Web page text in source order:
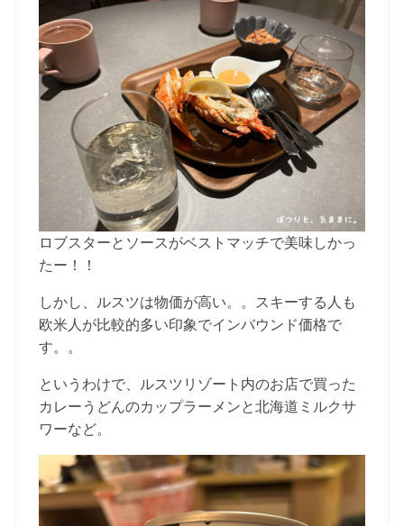
ロブスターとソースがベストマッチで美味しかっ
たー！！
しかし、ルスツは物価が高い。。スキーする人も
欧米人が比較的多い印象でインバウンド価格で
す。。
というわけで、ルスツリゾート内のお店で買った
カレーうどんのカップラーメンと北海道ミルクサ
ワーなど。